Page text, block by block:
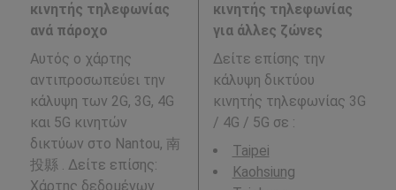
κινητής τηλεφωνίας
ανά πάροχο
Αυτός ο χάρτης
αντιπροσωπεύει την
κάλυψη των 2G, 3G, 4G
και 5G κινητών
δικτύων στο Nantou, 南
投縣 . Δείτε επίσης:
Χάρτης δεδομένων
κινητής τηλεφωνίας
για άλλες ζώνες
Δείτε επίσης την
κάλυψη δικτύου
κινητής τηλεφωνίας 3G
/ 4G / 5G σε :
Taipei
Kaohsiung